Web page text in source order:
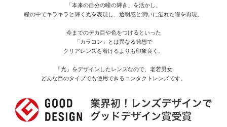
「本来の自分の瞳の輝き」を活かし、
瞳の中でキラキラと輝く光を表現し、透明感と潤いに溢れた瞳を再現。
今までのデカ目や色をつけるといった
「カラコン」とは異なる発想で
クリアレンズを着けるよりも印象良く。
「光」をデザインしたレンズなので、老若男女
どんな目のタイプでも使用できるコンタクトレンズです。